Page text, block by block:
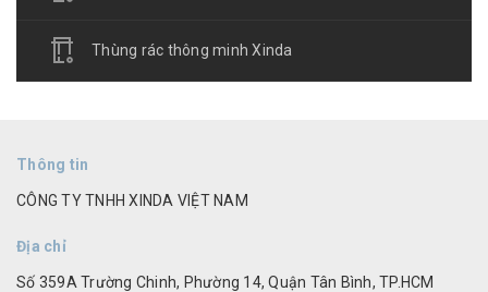
Thùng rác thông minh Xinda
Thông tin
CÔNG TY TNHH XINDA VIỆT NAM
Địa chỉ
Số 359A Trường Chinh, Phường 14, Quận Tân Bình, TP.HCM